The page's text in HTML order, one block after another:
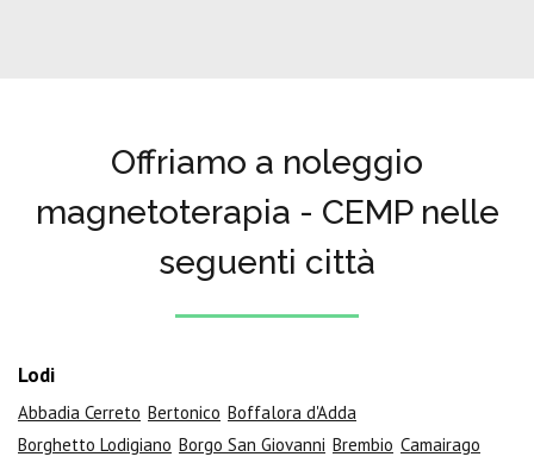
Offriamo a noleggio
magnetoterapia - CEMP nelle
seguenti città
Lodi
Abbadia Cerreto Bertonico Boffalora d'Adda
Borghetto Lodigiano Borgo San Giovanni Brembio Camairago